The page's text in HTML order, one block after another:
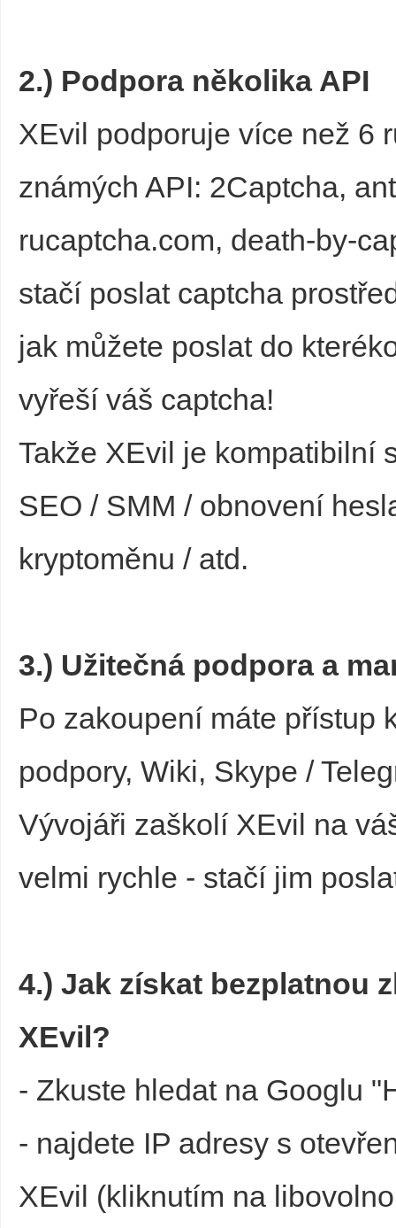
2.) Podpora několika API
XEvil podporuje více než 6
známých API: 2Captcha,
rucaptcha.com, death-by-
stačí poslat captcha
jak můžete poslat do
vyřeší váš captcha!
Takže XEvil je kompatibilní
SEO / SMM / obnovení
kryptoměnu / atd.
3.) Užitečná podpora a
Po zakoupení máte přístup
podpory, Wiki, Skype /
Vývojáři zaškolí XEvil na
velmi rychle - stačí jim
4.) Jak získat bezplatnou
XEvil?
- Zkuste hledat na Googlu
- najdete IP adresy s
XEvil (kliknutím na